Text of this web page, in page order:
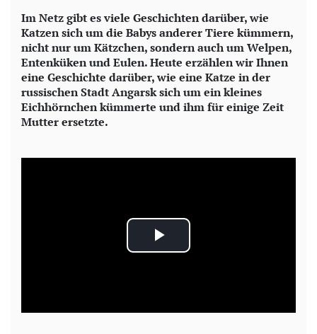
Im Netz gibt es viele Geschichten darüber, wie
Katzen sich um die Babys anderer Tiere kümmern,
nicht nur um Kätzchen, sondern auch um Welpen,
Entenküken und Eulen. Heute erzählen wir Ihnen
eine Geschichte darüber, wie eine Katze in der
russischen Stadt Angarsk sich um ein kleines
Eichhörnchen kümmerte und ihm für einige Zeit
Mutter ersetzte.
P
a